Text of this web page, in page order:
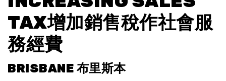
TAX增加銷售稅作社會服
務經費
BRISBANE 布里斯本